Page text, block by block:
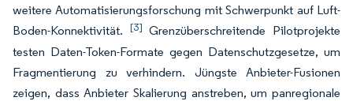
weitere Automatisierungsforschung mit Schwerpunkt auf Luft-
Boden-Konnektivität. [3] Grenzüberschreitende Pilotprojekte
testen Daten-Token-Formate gegen Datenschutzgesetze, um
Fragmentierung zu verhindern. Jüngste Anbieter-Fusionen
zeigen, dass Anbieter Skalierung anstreben, um panregionale